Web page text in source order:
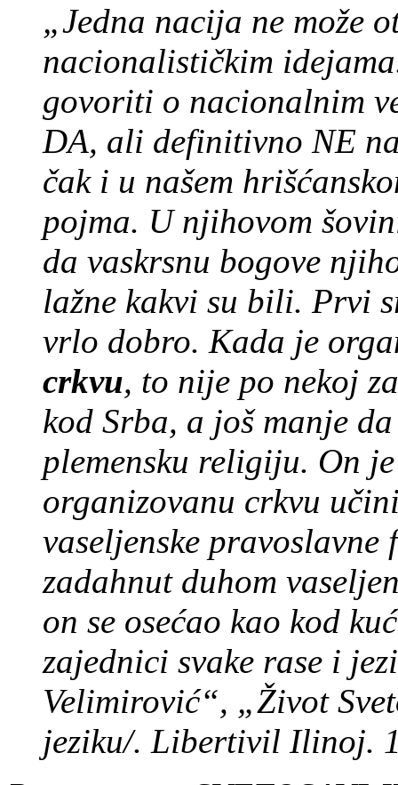
„Jedna nacija ne može
nacionalističkim
govoriti o nacionalnim
DA, ali definitivno NE
čak i u našem
pojma. U njihovom
da vaskrsnu bogove
lažne kakvi su bili. Prvi
vrlo dobro. Kada je
crkvu, to nije po nekoj
kod Srba, a još manje
plemensku religiju. On
organizovanu crkvu
vaseljenske
zadahnut duhom
on se osećao kao kod
zajednici svake rase i
Velimirović“, „Život
jeziku/. Libertivil Ilinoj.